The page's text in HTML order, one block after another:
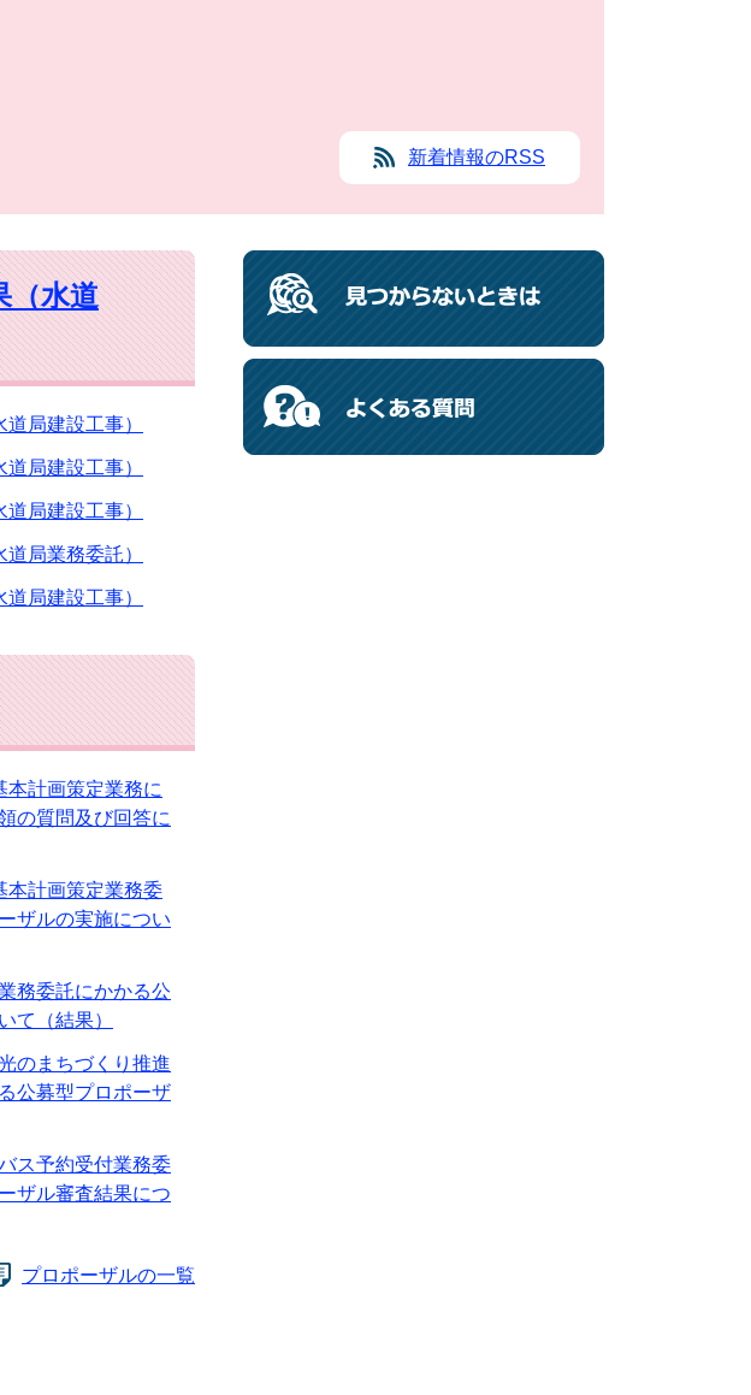
新着情報のRSS
（水道
局建設工事）
局建設工事）
局建設工事）
局業務委託）
局建設工事）
本計画策定業務に
の質問及び回答に
本計画策定業務委
ザルの実施につい
務委託にかかる公
て（結果）
のまちづくり推進
公募型プロポーザ
ス予約受付業務委
ザル審査結果につ
プロポーザルの一覧